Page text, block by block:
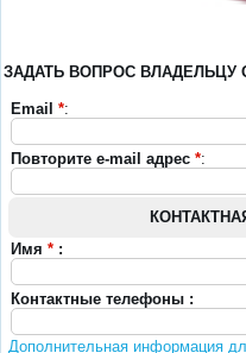
ЗАДАТЬ ВОПРОС ВЛАДЕЛЬЦУ
Email *:
Повторите e-mail адрес *:
Имя * :
Контактные телефоны :
Дополнительная информация